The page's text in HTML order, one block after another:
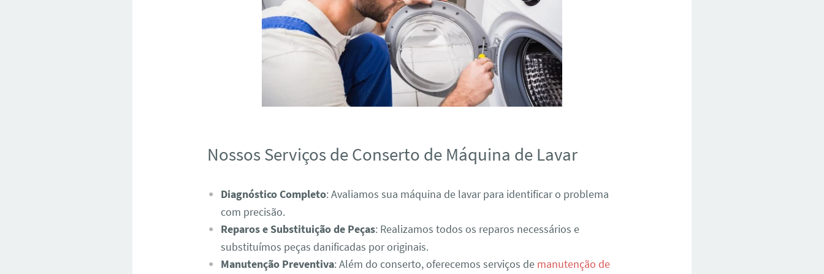
Nossos Serviços de Conserto de Máquina de Lavar
Diagnóstico Completo: Avaliamos sua máquina de lavar para identificar o problema
com precisão.
Reparos e Substituição de Peças: Realizamos todos os reparos necessários e
substituímos peças danificadas por originais.
Manutenção Preventiva: Além do conserto, oferecemos serviços de manutenção de